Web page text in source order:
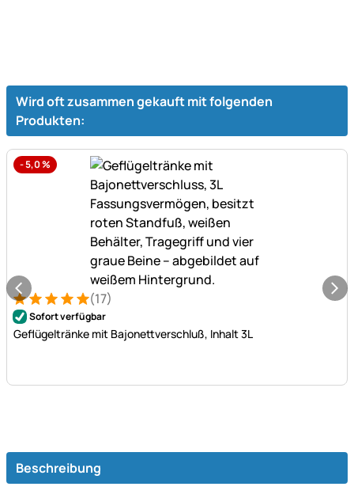
Wird oft zusammen gekauft mit folgenden
Produkten:
-5,0%
Bewertung: 5 von 5 (17 Bewertungen)
17 Bewertungen
(17)
Sofort verfügbar
Geflügeltränke mit Bajonettverschluß, Inhalt 3L
Beschreibung